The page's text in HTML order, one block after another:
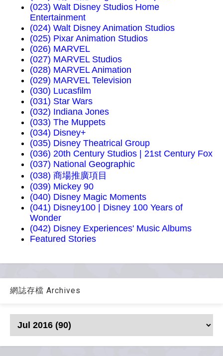
(023) Walt Disney Studios Home
Entertainment
(024) Walt Disney Animation Studios
(025) Pixar Animation Studios
(026) MARVEL
(027) MARVEL Studios
(028) MARVEL Animation
(029) MARVEL Television
(030) Lucasfilm
(031) Star Wars
(032) Indiana Jones
(033) The Muppets
(034) Disney+
(035) Disney Theatrical Group
(036) 20th Century Studios | 21st Century Fox
(037) National Geographic
(038) 商場推廣項目
(039) Mickey 90
(040) Disney Magic Moments
(041) Disney100 | Disney 100 Years of
Wonder
(042) Disney Experiences' Music Albums
Featured Stories
網誌存檔 Archives